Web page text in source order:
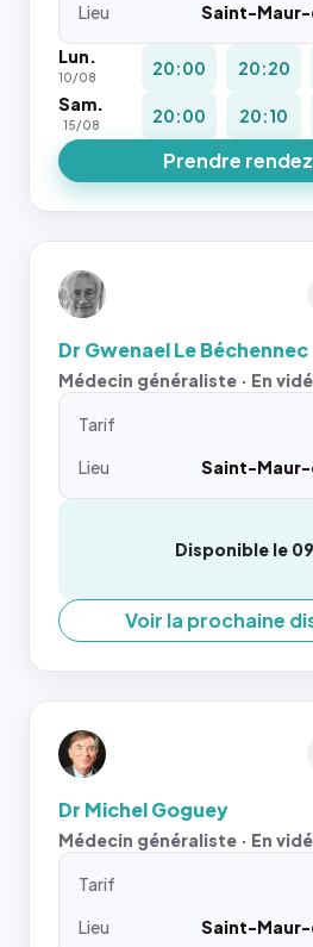
Lieu
Saint-
Lun.
10/08 20:00 20:20
Sam.
15/08 20:00 20:10
Prendre
Dr Gwenael Le Béchennec
Médecin généraliste · En
Tarif
Lieu
Saint-
Disponible le
Voir la prochaine
Dr Michel Goguey
Médecin généraliste · En
Tarif
Lieu
Saint-